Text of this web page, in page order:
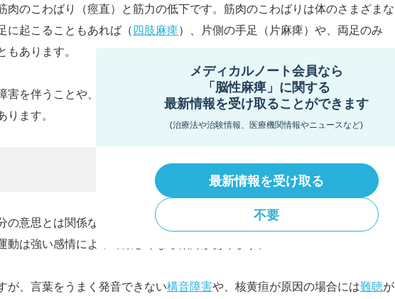
メディカルノート会員なら
「脳性麻痺」に関する
最新情報を受け取ることができます
(治療法や治験情報、医療機関情報やニュースなど)
最新情報を受け取る
不要
肉のこわばり（痙直）と筋力の低下です。筋肉のこわばりは体のさまざまな
に起こることもあれば（四肢麻痺）、片側の手足（片麻痺）や、両足のみ
もあります。
害を伴うことや、四肢麻痺がある子どもではけいれんや嚥下困難、知的発達
ます。
の意思とは関係なく手足や体幹の筋肉が勝手に動く不随意運動（アテトー
動は強い感情によって激しくなる傾向があります。
が、言葉をうまく発音できない構音障害や、核黄疸が原因の場合には難聴が